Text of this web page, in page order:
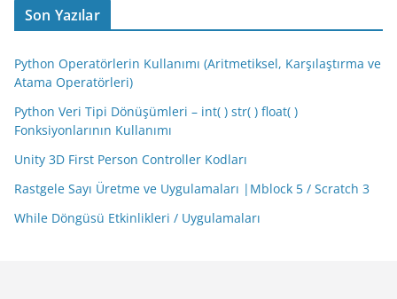
Son Yazılar
Python Operatörlerin Kullanımı (Aritmetiksel, Karşılaştırma ve
Atama Operatörleri)
Python Veri Tipi Dönüşümleri – int( ) str( ) float( )
Fonksiyonlarının Kullanımı
Unity 3D First Person Controller Kodları
Rastgele Sayı Üretme ve Uygulamaları |Mblock 5 / Scratch 3
While Döngüsü Etkinlikleri / Uygulamaları